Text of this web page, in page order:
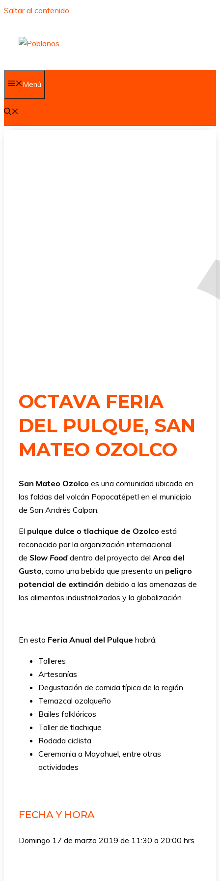
Saltar al contenido
Menú
OCTAVA FERIA
DEL PULQUE, SAN
MATEO OZOLCO
San Mateo Ozolco es una comunidad ubicada en
las faldas del volcán Popocatépetl en el municipio
de San Andrés Calpan.
El pulque dulce o tlachique de Ozolco está
reconocido por la organización internacional
de Slow Food dentro del proyecto del Arca del
Gusto, como una bebida que presenta un peligro
potencial de extinción debido a las amenazas de
los alimentos industrializados y la globalización.
En esta Feria Anual del Pulque habrá:
Talleres
Artesanías
Degustación de comida típica de la región
Temazcal ozolqueño
Bailes folklóricos
Taller de tlachique
Rodada ciclista
Ceremonia a Mayahuel, entre otras
actividades
FECHA Y HORA
Domingo 17 de marzo 2019 de 11:30 a 20:00 hrs